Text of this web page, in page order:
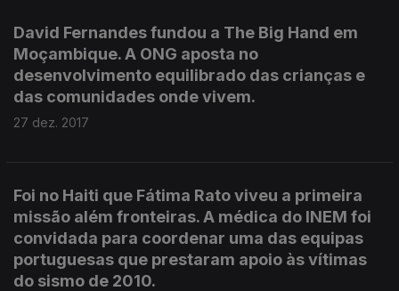
David Fernandes fundou a The Big Hand em
Moçambique. A ONG aposta no
desenvolvimento equilibrado das crianças e
das comunidades onde vivem.
27 dez. 2017
Foi no Haiti que Fátima Rato viveu a primeira
missão além fronteiras. A médica do INEM foi
convidada para coordenar uma das equipas
portuguesas que prestaram apoio às vítimas
do sismo de 2010.